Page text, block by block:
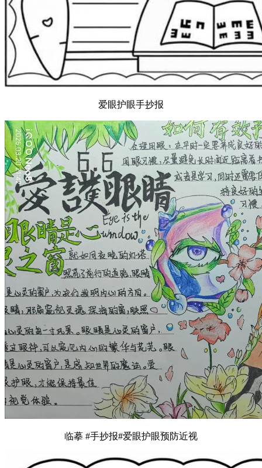
爱眼护眼手抄报
临摹 #手抄报#爱眼护眼预防近视